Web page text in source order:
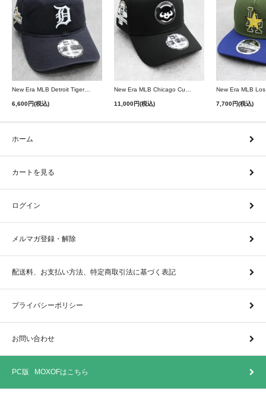
New Era MLB Detroit Tigers Postseason 9Twenty Strapback Cap - Navy
6,600円(税込)
New Era MLB Chicago Cubs 9Forty A-Frame Snapback Cap - Black
11,000円(税込) 7,700円(税込)
ホーム
カートを見る
ログイン
メルマガ登録・解除
配送料、お支払い方法、特定商取引法に基づく表記
プライバシーポリシー
お問い合わせ
PC版 MOXOFはこちら